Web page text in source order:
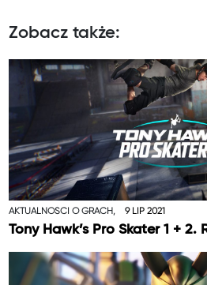
Zobacz także:
AKTUALNOŚCI O GRACH, 9 LIP 2021
Tony Hawk’s Pro Skater 1 + 2.